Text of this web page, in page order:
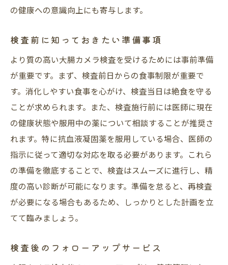
豊富な経験を誇る専門医師陣
最新機器による高精度な診断
リラックスできる待合環境
検査後のアフターフォロー体制
安心感を提供するための取り組み
東京都千代田区で大腸カメラ検査を受ける理由
交通の利便性が高いエリア
信頼できる医療機関が多数
都市部ならではの高度な医療技術
多様な選択肢が提供される検査環境
迅速な対応と結果提供体制
地域密着型の医療サービス
の健康への意識向上にも寄与します。
検査前に知っておきたい準備事項
より質の高い大腸カメラ検査を受けるためには事前準備
が重要です。まず、検査前日からの食事制限が重要で
す。消化しやすい食事を心がけ、検査当日は絶食を守る
ことが求められます。また、検査施行前には医師に現在
の健康状態や服用中の薬について相談することが推奨さ
れます。特に抗血液凝固薬を服用している場合、医師の
指示に従って適切な対応を取る必要があります。これら
の準備を徹底することで、検査はスムーズに進行し、精
度の高い診断が可能になります。準備を怠ると、再検査
が必要になる場合もあるため、しっかりとした計画を立
てて臨みましょう。
検査後のフォローアップサービス